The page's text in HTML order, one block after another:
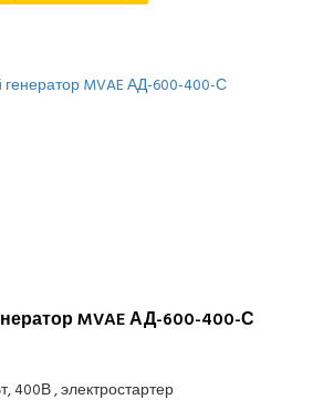
MVAE АД-600-400-С
400В , электростартер